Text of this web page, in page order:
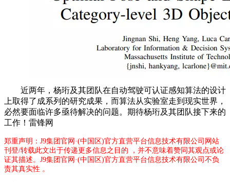
近两年，杨珩及其团队在自动驾驶可认证感知算法的设计
上取得了成系列的研究成果，而算法从实验室走到现实世界，
必然要面临许多亟待解决的问题。期待杨珩及其团队接下来的
工作！雷锋网
郑重声明：J9集团官网·(中国区)官方直营平台信息技术有限公司网站
刊登/转载此文出于传递更多信息之目的 ，并不意味着赞同其观点或论
证其描述。J9集团官网·(中国区)官方直营平台信息技术有限公司不负
责其真实性 。